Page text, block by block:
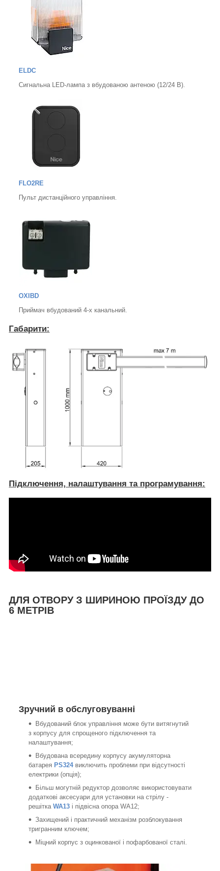
Зручний в обслуговуванні
Вбудований блок управління може бути витягнутий
з корпусу для спрощеного підключення та
налаштування;
Вбудована всередину корпусу акумуляторна
батарея PS324виключить проблеми при відсутності
електрики (опція);
Більш могутній редуктор дозволяє використовувати
додаткові аксесуари для установки на стрілу -
решітка WA13 і підвісна опора WA12;
Захищений і практичний механізм розблокування
тригранним ключем;
Міцний корпус з оцинкованої і пофарбованої сталі.
ДЛЯ ОТВОРУ З ШИРИНОЮ ПРОЇЗДУ ДО
6 МЕТРІВ
ELDC
Сигнальна LED-лампа з вбудованою антеною (12/24 В).
FLO2RE
Пульт дистанційного управління.
OXIBD
Приймач вбудований 4-х канальний.
Габарити:
Підключення, налаштування та програмування: